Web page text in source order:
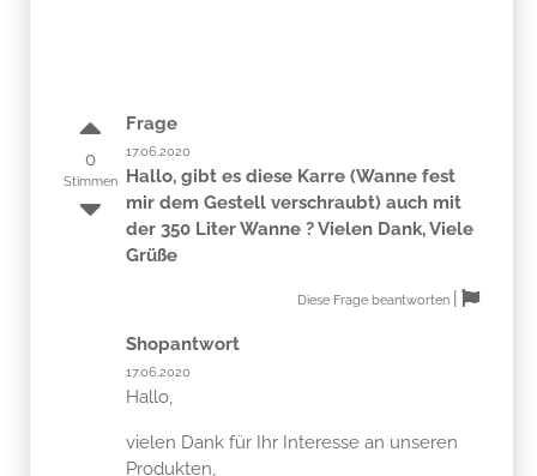
0
Stimmen
Frage
17.06.2020
Hallo, gibt es diese Karre (Wanne fest
mir dem Gestell verschraubt) auch mit
der 350 Liter Wanne ? Vielen Dank, Viele
Grüße
Diese Frage beantworten
Shopantwort
17.06.2020
Hallo,
vielen Dank für Ihr Interesse an unseren
Produkten,